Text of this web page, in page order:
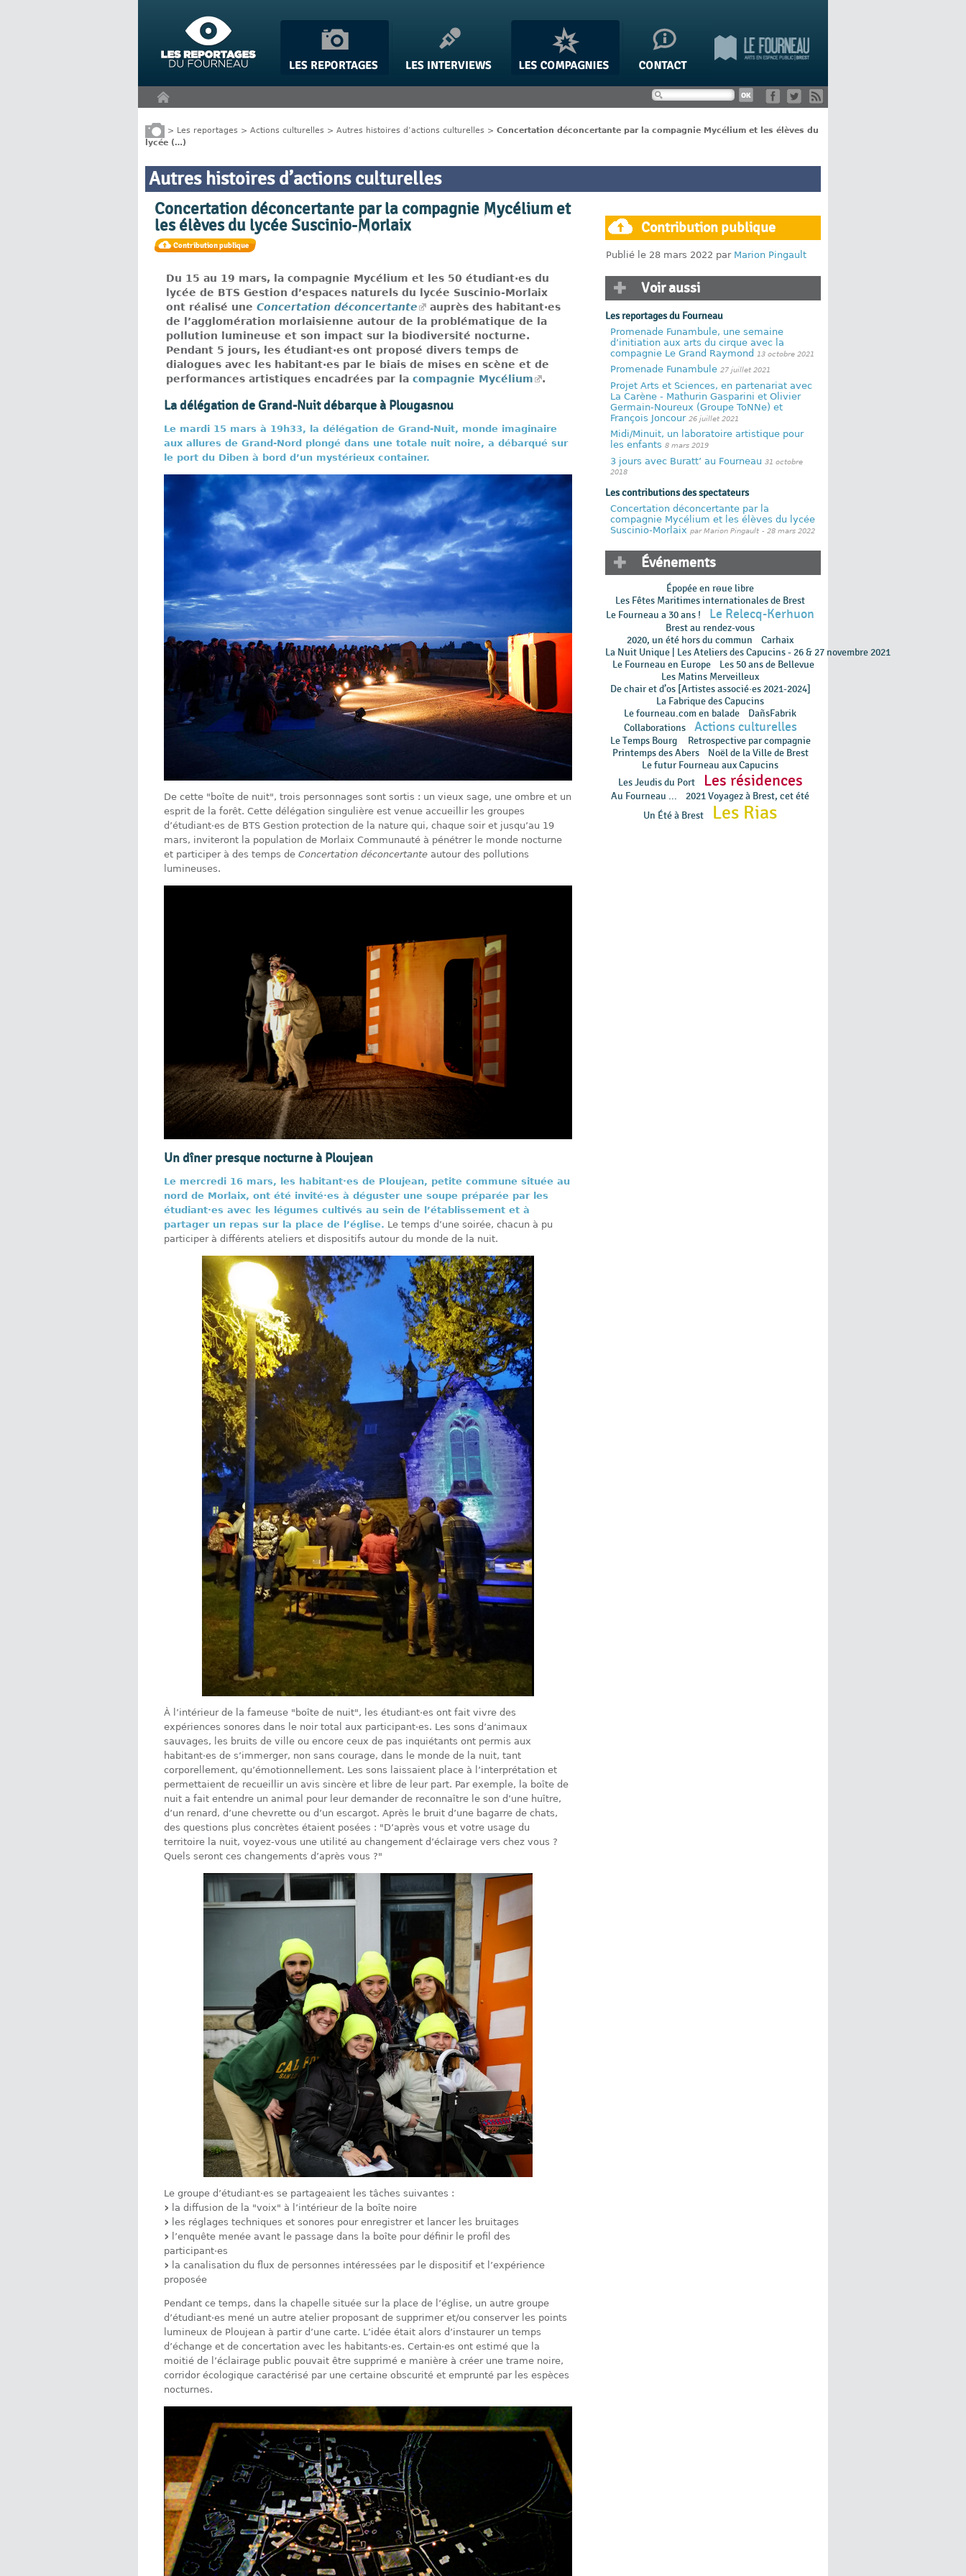
> Les reportages > Actions culturelles > Autres histoires d’actions culturelles > Concertation déconcertante par la compagnie Mycélium et les élèves du
lycée (…)
Autres histoires d’actions culturelles
Concertation déconcertante par la compagnie Mycélium et
les élèves du lycée Suscinio-Morlaix
Du 15 au 19 mars, la compagnie Mycélium et les 50 étudiant·es du
lycée de BTS Gestion d’espaces naturels du lycée Suscinio-Morlaix
ont réalisé une Concertation déconcertante
auprès des habitant·es
de l’agglomération morlaisienne autour de la problématique de la
pollution lumineuse et son impact sur la biodiversité nocturne.
Pendant 5 jours, les étudiant·es ont proposé divers temps de
dialogues avec les habitant·es par le biais de mises en scène et de
performances artistiques encadrées par la compagnie Mycélium .
La délégation de Grand-Nuit débarque à Plougasnou
Le mardi 15 mars à 19h33, la délégation de Grand-Nuit, monde imaginaire
aux allures de Grand-Nord plongé dans une totale nuit noire, a débarqué sur
le port du Diben à bord d’un mystérieux container.
De cette "boîte de nuit", trois personnages sont sortis : un vieux sage, une ombre et un
esprit de la forêt. Cette délégation singulière est venue accueillir les groupes
d’étudiant·es de BTS Gestion protection de la nature qui, chaque soir et jusqu’au 19
mars, inviteront la population de Morlaix Communauté à pénétrer le monde nocturne
et participer à des temps de Concertation déconcertante autour des pollutions
lumineuses.
Un dîner presque nocturne à Ploujean
Le mercredi 16 mars, les habitant·es de Ploujean, petite commune située au
nord de Morlaix, ont été invité·es à déguster une soupe préparée par les
étudiant·es avec les légumes cultivés au sein de l’établissement et à
partager un repas sur la place de l’église. Le temps d’une soirée, chacun à pu
participer à différents ateliers et dispositifs autour du monde de la nuit.
À l’intérieur de la fameuse "boîte de nuit", les étudiant·es ont fait vivre des
expériences sonores dans le noir total aux participant·es. Les sons d’animaux
sauvages, les bruits de ville ou encore ceux de pas inquiétants ont permis aux
habitant·es de s’immerger, non sans courage, dans le monde de la nuit, tant
corporellement, qu’émotionnellement. Les sons laissaient place à l’interprétation et
permettaient de recueillir un avis sincère et libre de leur part. Par exemple, la boîte de
nuit a fait entendre un animal pour leur demander de reconnaître le son d’une huître,
d’un renard, d’une chevrette ou d’un escargot. Après le bruit d’une bagarre de chats,
des questions plus concrètes étaient posées : "D’après vous et votre usage du
territoire la nuit, voyez-vous une utilité au changement d’éclairage vers chez vous ?
Quels seront ces changements d’après vous ?"
Le groupe d’étudiant·es se partageaient les tâches suivantes :
la diffusion de la "voix" à l’intérieur de la boîte noire
les réglages techniques et sonores pour enregistrer et lancer les bruitages
l’enquête menée avant le passage dans la boîte pour définir le profil des
participant·es
la canalisation du flux de personnes intéressées par le dispositif et l’expérience
proposée
Pendant ce temps, dans la chapelle située sur la place de l’église, un autre groupe
d’étudiant·es mené un autre atelier proposant de supprimer et/ou conserver les points
lumineux de Ploujean à partir d’une carte. L’idée était alors d’instaurer un temps
d’échange et de concertation avec les habitants·es. Certain·es ont estimé que la
moitié de l’éclairage public pouvait être supprimé e manière à créer une trame noire,
corridor écologique caractérisé par une certaine obscurité et emprunté par les espèces
nocturnes.
Contribution publique
Publié le 28 mars 2022 par Marion Pingault
Voir aussi
Les reportages du Fourneau
Promenade Funambule, une semaine
d’initiation aux arts du cirque avec la
compagnie Le Grand Raymond 13 octobre 2021
Promenade Funambule 27 juillet 2021
Projet Arts et Sciences, en partenariat avec
La Carène - Mathurin Gasparini et Olivier
Germain-Noureux (Groupe ToNNe) et
François Joncour 26 juillet 2021
Midi/Minuit, un laboratoire artistique pour
les enfants 8 mars 2019
3 jours avec Buratt’ au Fourneau 31 octobre
2018
Les contributions des spectateurs
Concertation déconcertante par la
compagnie Mycélium et les élèves du lycée
Suscinio-Morlaix par Marion Pingault - 28 mars 2022
Événements
Épopée en rɵue libre
Les Fêtes Maritimes internationales de Brest
Le Fourneau a 30 ans !
Le Relecq-Kerhuon
Brest au rendez-vous
2020, un été hors du commun
Carhaix
La Nuit Unique | Les Ateliers des Capucins - 26 & 27 novembre 2021
Le Fourneau en Europe
Les 50 ans de Bellevue
Les Matins Merveilleux
De chair et d’os [Artistes associé·es 2021-2024]
La Fabrique des Capucins
Le fourneau.com en balade
DañsFabrik
Collaborations
Actions culturelles
Le Temps Bourg
Retrospective par compagnie
Printemps des Abers
Noël de la Ville de Brest
Le futur Fourneau aux Capucins
Les Jeudis du Port
Les résidences
Au Fourneau ...
2021 Voyagez à Brest, cet été
Un Été à Brest
Les Rias